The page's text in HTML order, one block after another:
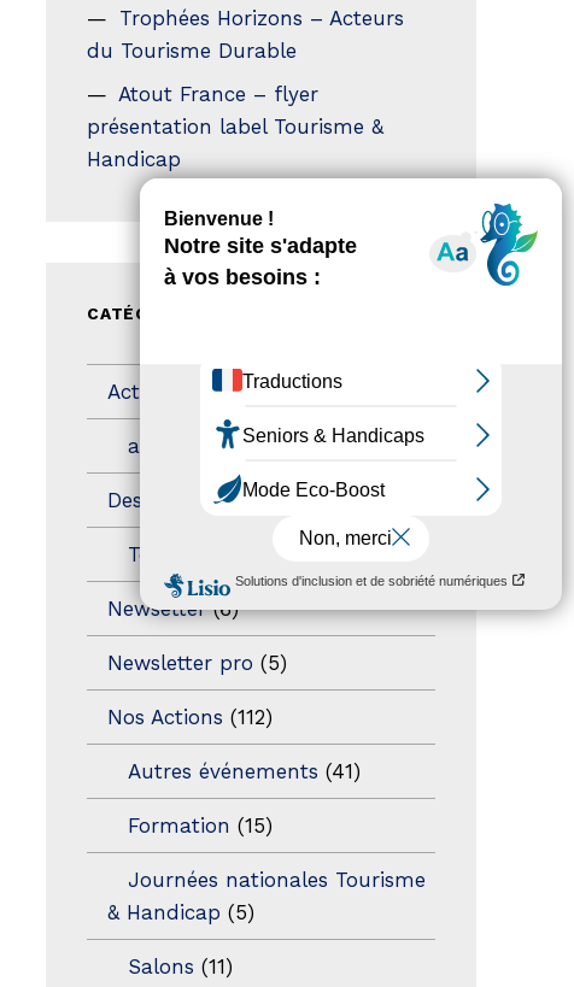
Trophées Horizons – Acteurs
du Tourisme Durable
Atout France – flyer
présentation label Tourisme &
Handicap
CATÉGORIES
Actualités (200)
actualités(21)
Destination Pour Tous(2)
Territoires labellisés (2)
Newsetter(6)
Newsletter pro (5)
Nos Actions (112)
Autres événements (41)
Formation (15)
Journées nationales Tourisme
& Handicap (5)
Salons (11)